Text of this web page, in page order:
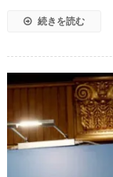
続きを読む